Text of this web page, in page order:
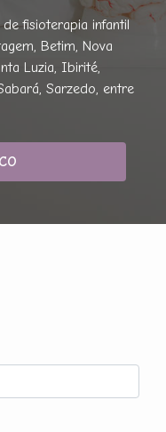
fisioterapia infantil
Betim, Nova
Luzia, Ibirité,
Sarzedo, entre